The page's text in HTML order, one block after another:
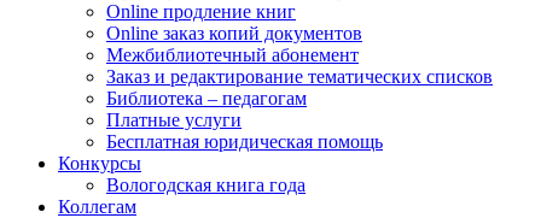
Online продление книг
Online заказ копий документов
Межбиблиотечный абонемент
Заказ и редактирование тематических списков
Библиотека – педагогам
Платные услуги
Бесплатная юридическая помощь
Конкурсы
Вологодская книга года
Коллегам